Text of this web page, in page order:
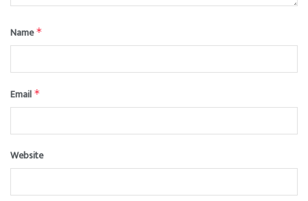
Name*
Email *
Website